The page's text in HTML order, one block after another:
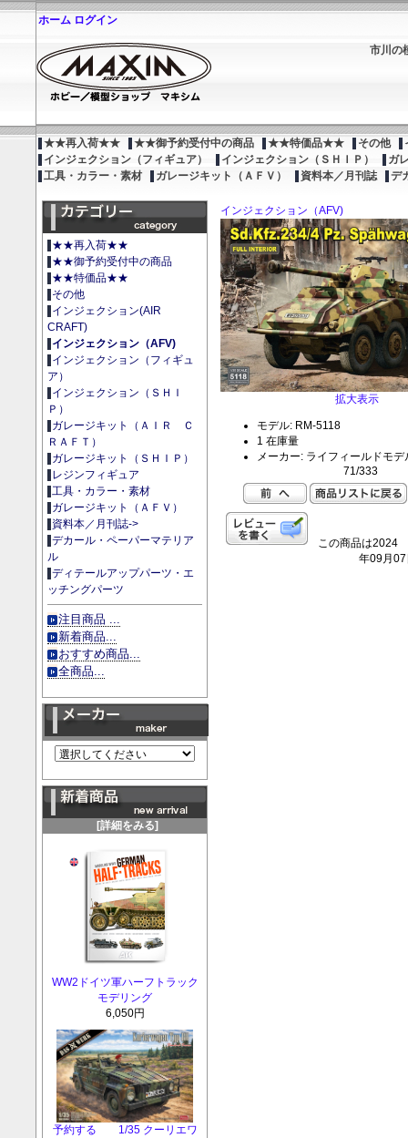
ホーム ログイン
市川の
★★再入荷★★ ★★御予約受付中の商品 ★★特価品★★ その他
インジェクション（フィギュア）
インジェクション（ＳＨＩＰ）
ガ
工具・カラー・素材
ガレージキット（ＡＦＶ） 資料本／月刊誌 デ
★★再入荷★★
★★御予約受付中の商品
★★特価品★★
その他
インジェクション(AIR
CRAFT)
インジェクション（AFV)
インジェクション（フィギュ
ア）
インジェクション（ＳＨＩ
Ｐ）
ガレージキット（ＡＩＲ Ｃ
ＲＡＦＴ）
ガレージキット（ＳＨＩＰ）
レジンフィギュア
工具・カラー・素材
ガレージキット（ＡＦＶ）
資料本／月刊誌->
デカール・ペーパーマテリア
ル
ディテールアップパーツ・エ
ッチングパーツ
注目商品 ...
新着商品...
おすすめ商品...
全商品...
[詳細をみる]
WW2ドイツ軍ハーフトラック
モデリング
6,050円
予約する 1/35 クーリエワ
インジェクション（AFV)
拡大表示
モデル: RM-5118
1 在庫量
メーカー: ライフィールドモデ
71/333
この商品は2024
年09月